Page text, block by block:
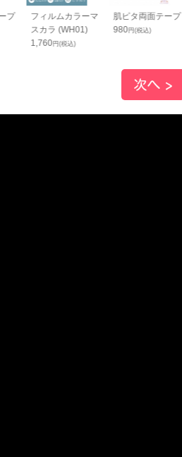
プ
フィルムカラーマ
スカラ (WH01)
1,760 円(税込)
肌ピタ両面テープ
980 円(税込)